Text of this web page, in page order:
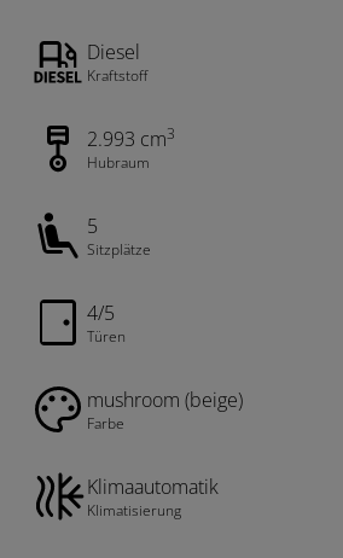
Diesel
Kraftstoff
2.993 cm3
Hubraum
5
Sitzplätze
4/5
Türen
mushroom (beige)
Farbe
Klimaautomatik
Klimatisierung